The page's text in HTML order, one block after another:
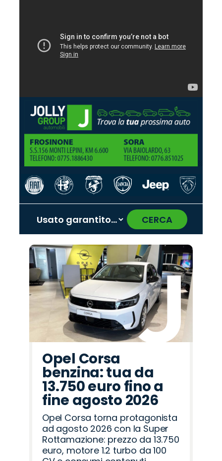
CERCA
Promo
Omoda
Promo
Citroën
Promo
Fiat
Promo
Abarth
Promo
Cupra
Promo
Lancia
Promo
Jaecoo
Promo
Peugeot
Promo
Alfa
Romeo
Promo
Hyundai
Promo
Mazda
Promo
Jeep
Promo
Opel
Promo
Land
Rover
Promo
Seat
‹ ›
Opel Corsa
benzina: tua da
13.750 euro fino a
fine agosto 2026
Opel Corsa torna protagonista
ad agosto 2026 con la Super
Rottamazione: prezzo da 13.750
euro, motore 1.2 turbo da 100